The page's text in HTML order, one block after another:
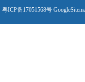
粤ICP备17051568号